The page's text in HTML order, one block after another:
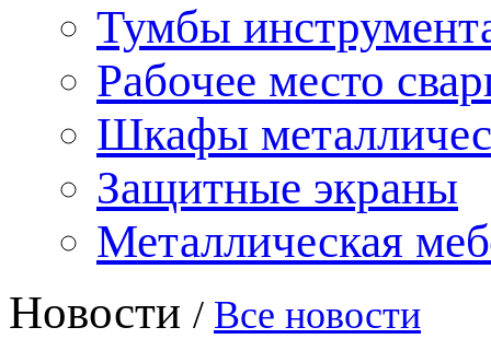
Тумбы
Рабочее место
Шкафы
Защитные экраны
Металлическая
Новости / Все новости